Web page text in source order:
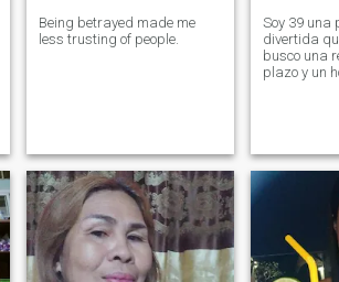
Being betrayed made me
less trusting of people.
Soy 39 una
divertida
busco una
plazo y un